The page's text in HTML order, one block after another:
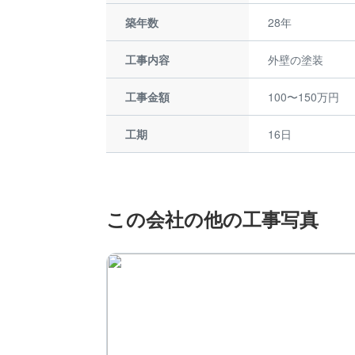
築年数 28年
工事内容 外壁の塗装
工事金額 100〜150万円
工期 16日
この会社の他の工事写真